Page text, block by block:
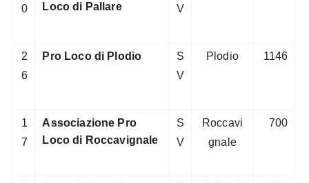
0
Loco di Pallare
V
2
6
Pro Loco di Plodio
S
V
Plodio 1146
1
7
Associazione Pro
Loco di Roccavignale
S
V
Roccavi
gnale
700